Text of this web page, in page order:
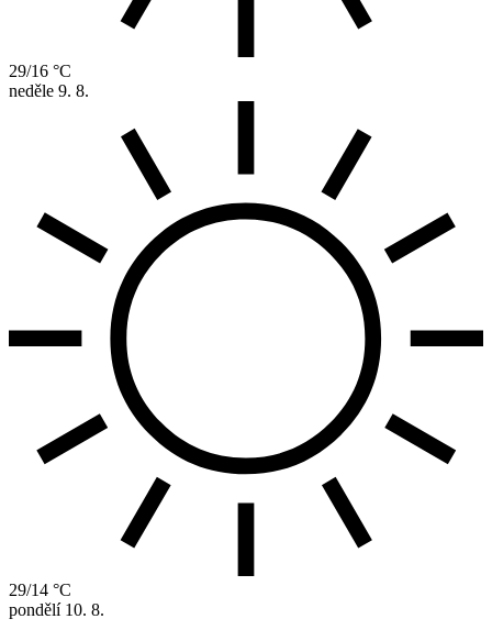
29/16 °C
neděle 9. 8.
29/14 °C
pondělí 10. 8.